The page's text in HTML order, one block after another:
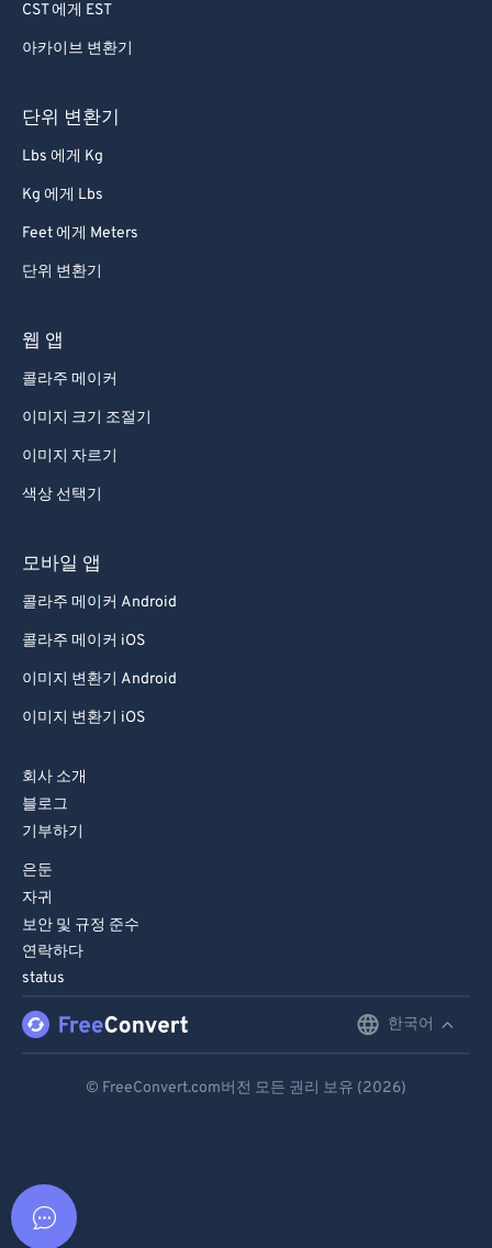
CST 에게 EST
아카이브 변환기
단위 변환기
Lbs 에게 Kg
Kg 에게 Lbs
Feet 에게 Meters
단위 변환기
웹 앱
콜라주 메이커
이미지 크기 조절기
이미지 자르기
색상 선택기
모바일 앱
콜라주 메이커 Android
콜라주 메이커 iOS
이미지 변환기 Android
이미지 변환기 iOS
회사 소개
블로그
기부하기
은둔
자귀
보안 및 규정 준수
연락하다
status
한국어
© FreeConvert.com버전 모든 권리 보유 (2026)